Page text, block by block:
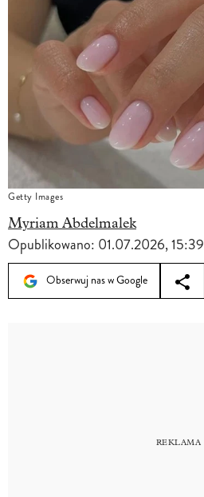
Getty Images
Myriam Abdelmalek
Opublikowano: 01.07.2026, 15:39
Obserwuj nas w Google